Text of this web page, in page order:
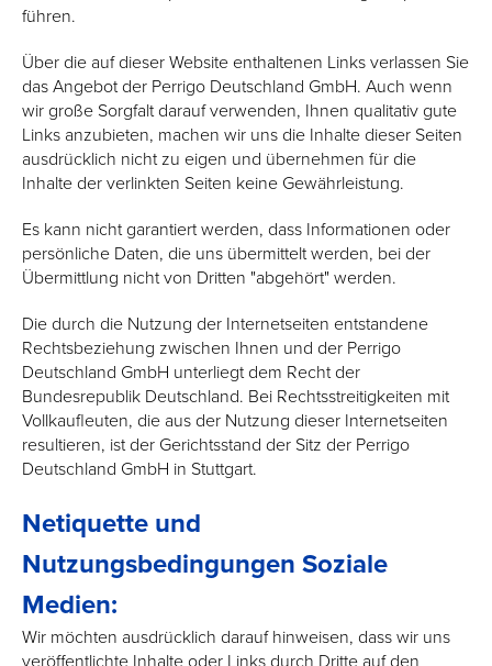
führen.
Über die auf dieser Website enthaltenen Links verlassen Sie
das Angebot der Perrigo Deutschland GmbH. Auch wenn
wir große Sorgfalt darauf verwenden, Ihnen qualitativ gute
Links anzubieten, machen wir uns die Inhalte dieser Seiten
ausdrücklich nicht zu eigen und übernehmen für die
Inhalte der verlinkten Seiten keine Gewährleistung.
Es kann nicht garantiert werden, dass Informationen oder
persönliche Daten, die uns übermittelt werden, bei der
Übermittlung nicht von Dritten "abgehört" werden.
Die durch die Nutzung der Internetseiten entstandene
Rechtsbeziehung zwischen Ihnen und der Perrigo
Deutschland GmbH unterliegt dem Recht der
Bundesrepublik Deutschland. Bei Rechtsstreitigkeiten mit
Vollkaufleuten, die aus der Nutzung dieser Internetseiten
resultieren, ist der Gerichtsstand der Sitz der Perrigo
Deutschland GmbH in Stuttgart.
Netiquette und
Nutzungsbedingungen Soziale
Medien:
Wir möchten ausdrücklich darauf hinweisen, dass wir uns
veröffentlichte Inhalte oder Links durch Dritte auf den